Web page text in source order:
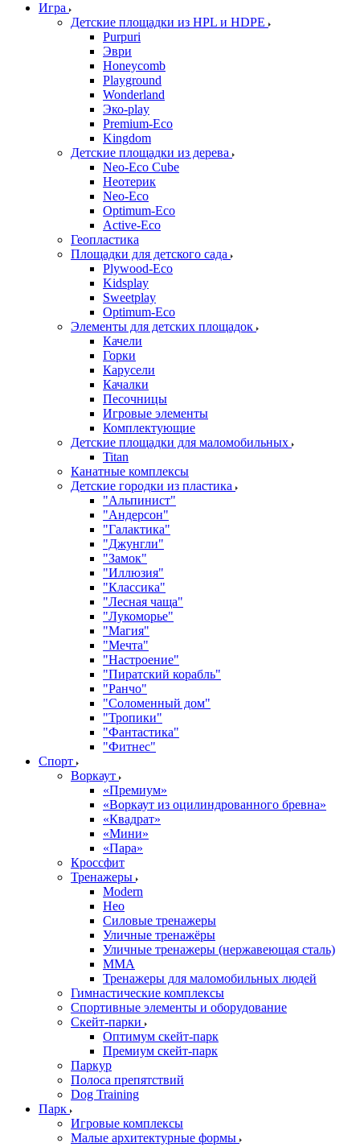
Игра
Детские площадки из HPL и HDPE
Purpuri
Эври
Honeycomb
Playground
Wonderland
Эко-play
Premium-Eco
Kingdom
Детские площадки из дерева
Neo-Eco Cube
Неотерик
Neo-Eco
Оptimum-Еco
Active-Eco
Геопластика
Площадки для детского сада
Plywood-Eco
Kidsplay
Sweetplay
Оptimum-Еco
Элементы для детских площадок
Качели
Горки
Карусели
Качалки
Песочницы
Игровые элементы
Комплектующие
Детские площадки для маломобильных
Titan
Канатные комплексы
Детские городки из пластика
"Альпинист"
"Андерсон"
"Галактика"
"Джунгли"
"Замок"
"Иллюзия"
"Классика"
"Лесная чаща"
"Лукоморье"
"Магия"
"Мечта"
"Настроение"
"Пиратский корабль"
"Ранчо"
"Соломенный дом"
"Тропики"
"Фантастика"
"Фитнес"
Спорт
Воркаут
«Премиум»
«Воркаут из оцилиндрованного бревна»
«Квадрат»
«Мини»
«Пара»
Кроссфит
Тренажеры
Modern
Нео
Силовые тренажеры
Уличные тренажёры
Уличные тренажеры (нержавеющая сталь)
ММА
Тренажеры для маломобильных людей
Гимнастические комплексы
Спортивные элементы и оборудование
Скейт-парки
Оптимум скейт-парк
Премиум скейт-парк
Паркур
Полоса препятствий
Dog Training
Парк
Игровые комплексы
Малые архитектурные формы